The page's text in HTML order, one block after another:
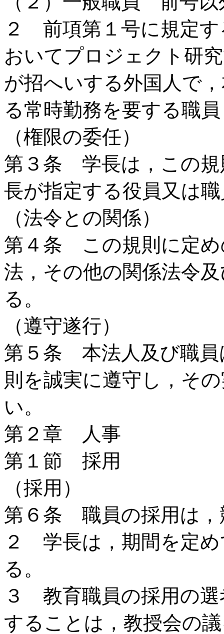
２ 前項第１号に規定す
おいてプロジェクト研
が招へいする外国人で
る常時勤務を要する職員
（権限の委任）
第３条 学長は，この規
長が指定する役員又は
（法令との関係）
第４条 この規則に定め
法，その他の関係法令
る。
（遵守遂行）
第５条 本法人及び職員
則を誠実に遵守し，そ
い。
第２章 人事
第１節 採用
（採用）
第６条 職員の採用は，
２ 学長は，期間を定
る。
３ 教育職員の採用の選
することは，教授会の